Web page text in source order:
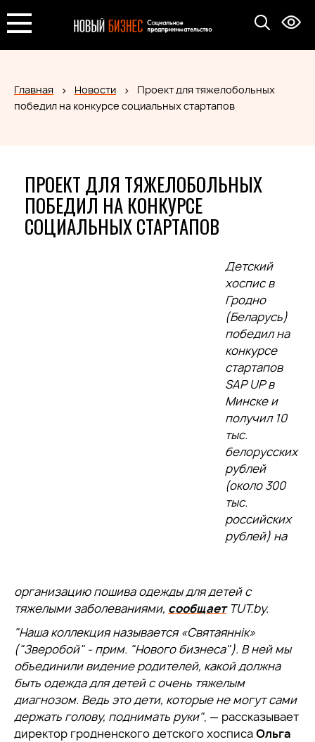
Главная Новости
Проект для тяжелобольных
победил на конкурсе социальных стартапов
ПРОЕКТ ДЛЯ ТЯЖЕЛОБОЛЬНЫХ
ПОБЕДИЛ НА КОНКУРСЕ
СОЦИАЛЬНЫХ СТАРТАПОВ
Детский
хоспис в
Гродно
(Беларусь)
победил на
конкурсе
стартапов
SAP UP в
Минске и
получил 10
тыс.
белорусских
рублей
(около 300
тыс.
российских
рублей) на
организацию пошива одежды для детей с
тяжелыми заболеваниями, сообщаетTUT.by.
"Наша коллекция называется «Святаяннік»
("Зверобой" - прим. "Нового бизнеса"). В ней мы
объединили видение родителей, какой должна
быть одежда для детей с очень тяжелым
диагнозом. Ведь это дети, которые не могут сами
держать голову, поднимать руки", — рассказывает
директор гродненского детского хосписаОльга